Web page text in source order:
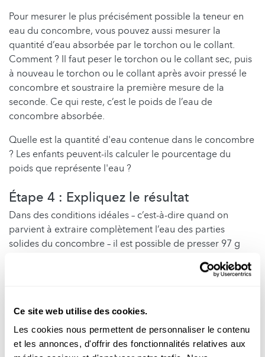
Ce site web utilise des cookies.
Les cookies nous permettent de personnaliser le contenu
et les annonces, d'offrir des fonctionnalités relatives aux
Pour mesurer le plus précisément possible la teneur en
eau du concombre, vous pouvez aussi mesurer la
quantité d’eau absorbée par le torchon ou le collant.
Comment ? Il faut peser le torchon ou le collant sec, puis
à nouveau le torchon ou le collant après avoir pressé le
concombre et soustraire la première mesure de la
seconde. Ce qui reste, c’est le poids de l’eau de
concombre absorbée.
Quelle est la quantité d'eau contenue dans le concombre
? Les enfants peuvent-ils calculer le pourcentage du
poids que représente l'eau ?
Étape 4 : Expliquez le résultat
Dans des conditions idéales – c’est-à-dire quand on
parvient à extraire complètement l’eau des parties
solides du concombre – il est possible de presser 97 g
sèches du concombre ne pèsent alors plus que 3 g. Un
théorique dans cette expérience. En raison des pertes, de
la chair encore humide, du torchon/collant qui n’est pas
complètement essoré, etc., vous obtiendrez une teneur